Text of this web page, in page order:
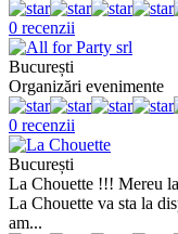
0 recenzii
București
Organizări evenimente
0 recenzii
București
La Chouette !!! Mereu
La Chouette va sta la
am...